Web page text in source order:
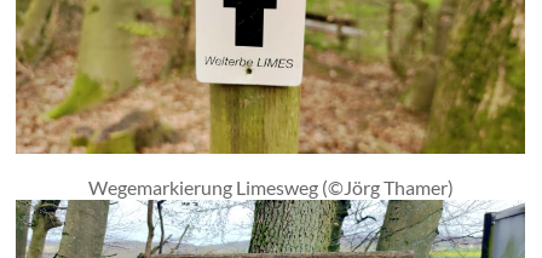
Wegemarkierung Limesweg (©Jörg Thamer)